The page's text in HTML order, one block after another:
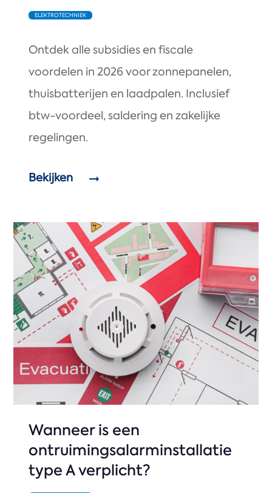
ELEKTROTECHNIEK
Ontdek alle subsidies en fiscale
voordelen in 2026 voor zonnepanelen,
thuisbatterijen en laadpalen. Inclusief
btw-voordeel, saldering en zakelijke
regelingen.
Bekijken
Wanneer is een
ontruimingsalarminstallatie
type A verplicht?